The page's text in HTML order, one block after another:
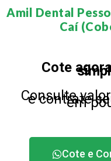
Amil Dental
Caí
Cote
Consulte
e contrate
em
Cote e